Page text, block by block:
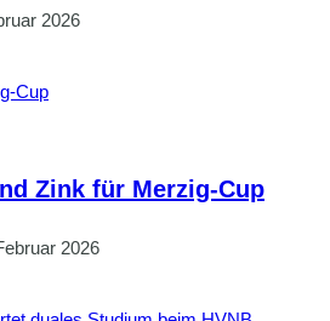
2026
Zink für Merzig-Cup
2026